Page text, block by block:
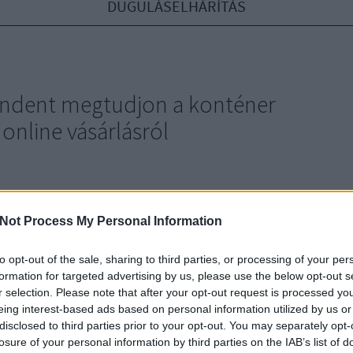
Process My Personal Information
opt-out of the sale, sharing to third parties, or processing of your
for targeted advertising by us, please use the below opt-out
selection. Please note that after your opt-out request is processed
interest-based ads based on personal information utilized by us
to third parties prior to your opt-out. You may separately
of your personal information by third parties on the IAB’s list of
DUGULÁSELHÁRÍTÁS
megtudjon a konténer
vásárlásról
online vásárlásról Mások mindenféle miatt nagyon szeretik
segítenek majd biztosítani Önt a konténer rendelés és
online…